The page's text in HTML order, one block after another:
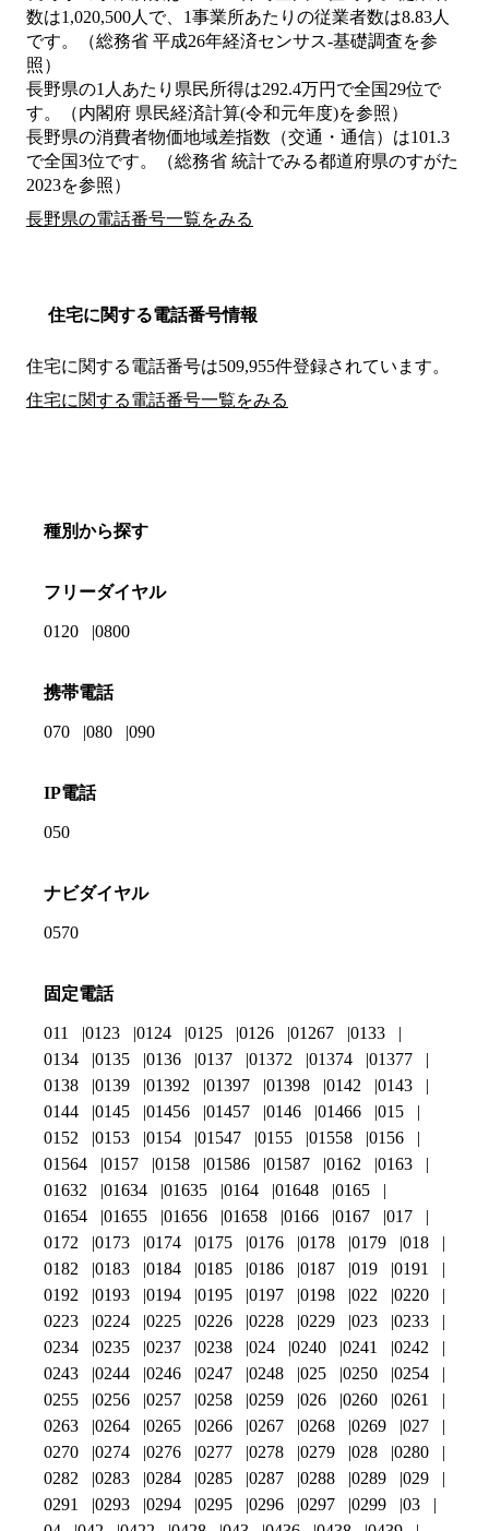
数は1,020,500人で、1事業所あたりの従業者数は8.83人
です。（総務省 平成26年経済センサス‐基礎調査を参
照）
長野県の1人あたり県民所得は292.4万円で全国29位で
す。（内閣府 県民経済計算(令和元年度)を参照）
長野県の消費者物価地域差指数（交通・通信）は101.3
で全国3位です。（総務省 統計でみる都道府県のすがた
2023を参照）
長野県の電話番号一覧をみる
住宅に関する電話番号情報
住宅に関する電話番号は509,955件登録されています。
住宅に関する電話番号一覧をみる
種別から探す
フリーダイヤル
0120 0800
携帯電話
070 080 090
IP電話
050
ナビダイヤル
0570
固定電話
011 0123 0124 0125 0126 01267
0133
0134
0135 0136 0137 01372 01374
01377
0138
0139 01392 01397 01398 0142
0143
0144
0145 01456 01457 0146 01466
015
0152
0153 0154 01547 0155 01558
0156
01564
0157 0158 01586 01587 0162
0163
01632
01634 01635 0164 01648
0165
01654
01655 01656 01658 0166 0167
017
0172
0173 0174 0175 0176 0178 0179
018
0182
0183 0184 0185 0186 0187 019
0191
0192
0193 0194 0195 0197 0198 022
0220
0223
0224 0225 0226 0228 0229 023
0233
0234
0235 0237 0238 024 0240 0241
0242
0243
0244 0246 0247 0248 025 0250
0254
0255
0256 0257 0258 0259 026 0260
0261
0263
0264 0265 0266 0267 0268 0269
027
0270
0274 0276 0277 0278 0279 028
0280
0282
0283 0284 0285 0287 0288 0289
029
0291
0293 0294 0295 0296 0297 0299
03